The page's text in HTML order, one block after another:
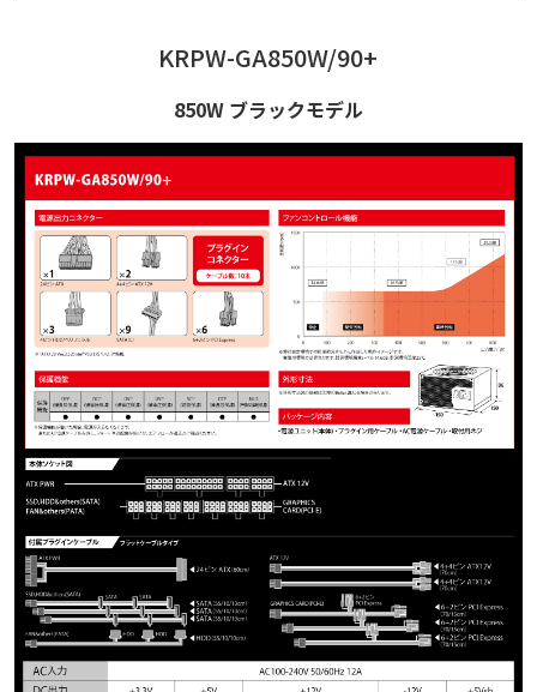
KRPW-GA850W/90+
850W ブラックモデル